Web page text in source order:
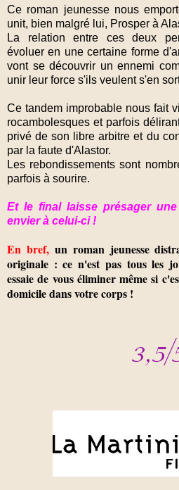
Ce roman jeunesse nous
unit, bien malgré lui, Prosper à
La relation entre ces deux
évoluer en une certaine forme
vont se découvrir un ennemi
unir leur force s'ils veulent s'en
Ce tandem improbable nous fait
rocambolesques et parfois
privé de son libre arbitre et du
par la faute d'Alastor.
Les rebondissements sont
parfois à sourire.
Et le final laisse présager
envier à celui-ci !
En bref,un roman jeunesse
originale : ce n'est pas tous les
essaie de vous éliminer même si
domicile dans votre corps !